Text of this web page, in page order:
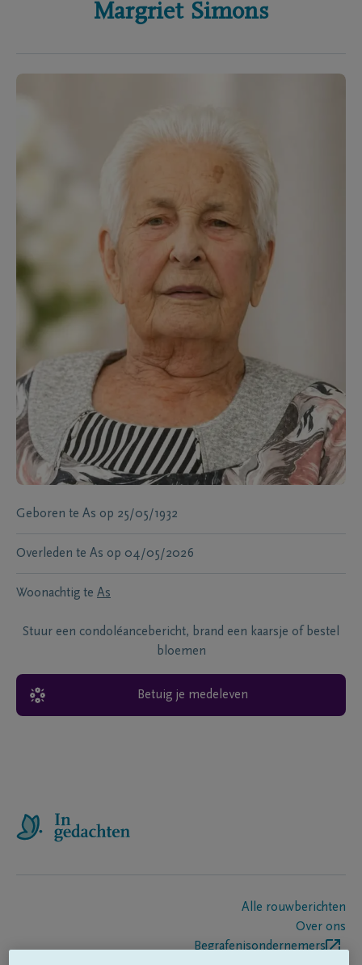
Margriet Simons
Geboren te As op 25/05/1932
Overleden te As op 04/05/2026
Woonachtig te As
Stuur een condoléancebericht, brand een kaarsje of bestel
bloemen
Betuig je medeleven
Alle rouwberichten
Over ons
Begrafenisondernemers